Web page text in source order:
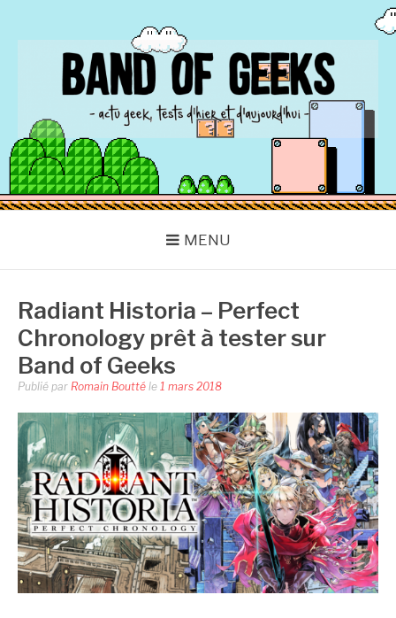
BAND OF GEEKS
Actu Geek d'hier et d'aujourd'hui
MENU
Radiant Historia – Perfect
Chronology prêt à tester sur
Band of Geeks
Publié par Romain Boutté le 1 mars 2018